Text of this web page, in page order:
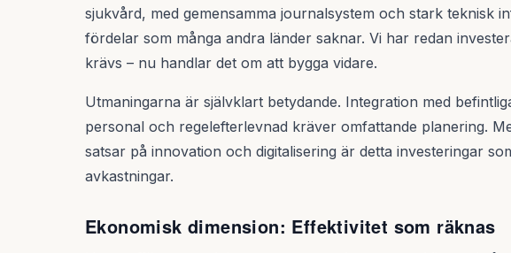
sjukvård, med gemensamma journalsystem och stark teknisk
fördelar som många andra länder saknar. Vi har redan
krävs – nu handlar det om att bygga vidare.
Utmaningarna är självklart betydande. Integration med
personal och regelefterlevnad kräver omfattande planering.
satsar på innovation och digitalisering är detta investeringar
avkastningar.
Ekonomisk dimension: Effektivitet som räknas